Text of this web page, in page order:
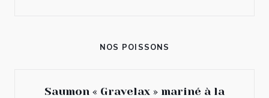
NOS POISSONS
Saumon « Gravelax » mariné à la